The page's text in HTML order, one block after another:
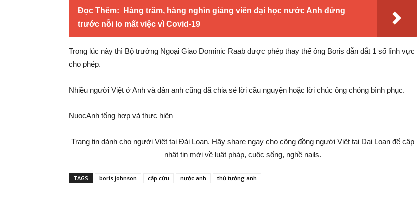
Đọc Thêm:
Hàng trăm, hàng nghìn giảng viên đại học nước Anh đứng
trước nỗi lo mất việc vì Covid-19
Trong lúc này thì Bộ trưởng Ngoại Giao Dominic Raab được phép thay thế ông Boris dẫn dắt 1 số lĩnh vực
cho phép.
Nhiều người Việt ở Anh và dân anh cũng đã chia sẻ lời cầu nguyện hoặc lời chúc ông chóng bình phục.
NuocAnh tổng hợp và thực hiện
Trang tin dành cho người Việt tại Đài Loan. Hãy share ngay cho cộng đồng người Việt tại Dai Loan để cập
nhật tin mới về luật pháp, cuộc sống, nghề nails.
TAGS boris johnson cấp cứu nước anh thủ tướng anh